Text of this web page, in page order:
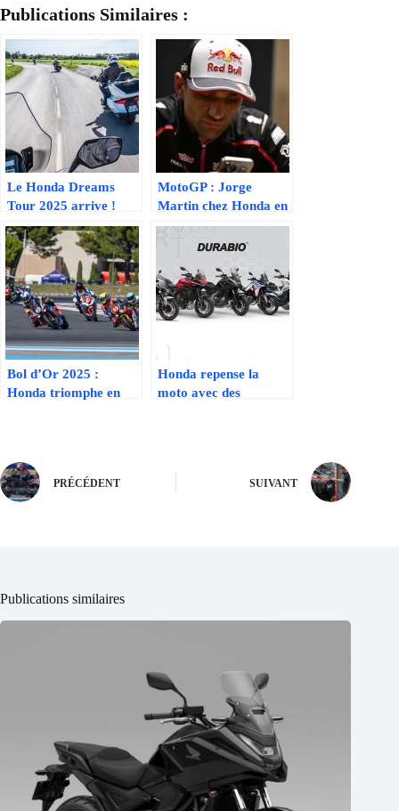
Publications Similaires :
Le Honda Dreams
Tour 2025 arrive !
Découvrez et testez la
gamme Honda près de
chez vous !
MotoGP : Jorge
Martin chez Honda en
2026 ?
Bol d’Or 2025 :
Honda triomphe en
Honda repense la
moto avec des
PRÉCÉDENT SUIVANT
Publications similaires